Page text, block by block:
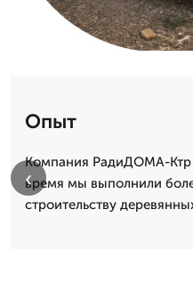
Опыт
Компания РадиДОМА-Ктр
время мы выполнили
строительству
‹